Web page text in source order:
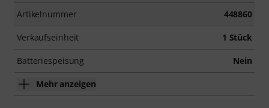
Artikelnummer 448860
Verkaufseinheit 1 Stück
Batteriespeisung Nein
Mehr anzeigen